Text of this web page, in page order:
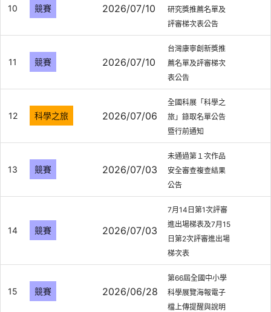
10 競賽 2026/07/10
研究獎推薦名單及
評審梯次表公告
11 競賽 2026/07/10
台灣康寧創新獎推
薦名單及評審梯次
表公告
12 科學之旅 2026/07/06
全國科展「科學之
旅」錄取名單公告
暨行前通知
13 競賽 2026/07/03
未通過第１次作品
安全審查複查結果
公告
14 競賽 2026/07/03
7月14日第1次評審
進出場梯表及7月15
日第2次評審進出場
梯次表
15 競賽 2026/06/28
第66屆全國中小學
科學展覽海報電子
檔上傳提醒與說明